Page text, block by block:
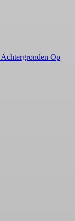
Achtergronden Op